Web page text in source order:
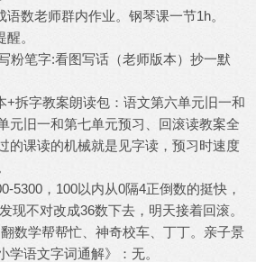
语数老师群内作业。钢琴课一节1h。
。
粉笔字:看图写话（老师版本）抄一默
+拆字教案朗读包：语文第六单元旧一和
元旧一和第七单元预习、回滚读教案全
的课读的机械就是见字读，预习时速度
5300，100以内从0隔4正倒数的挺快，
现不对改成36数下去，明天接着回滚。
数学帮帮忙、神奇校车、丁丁。亲子景
学语文字词通解》：无。